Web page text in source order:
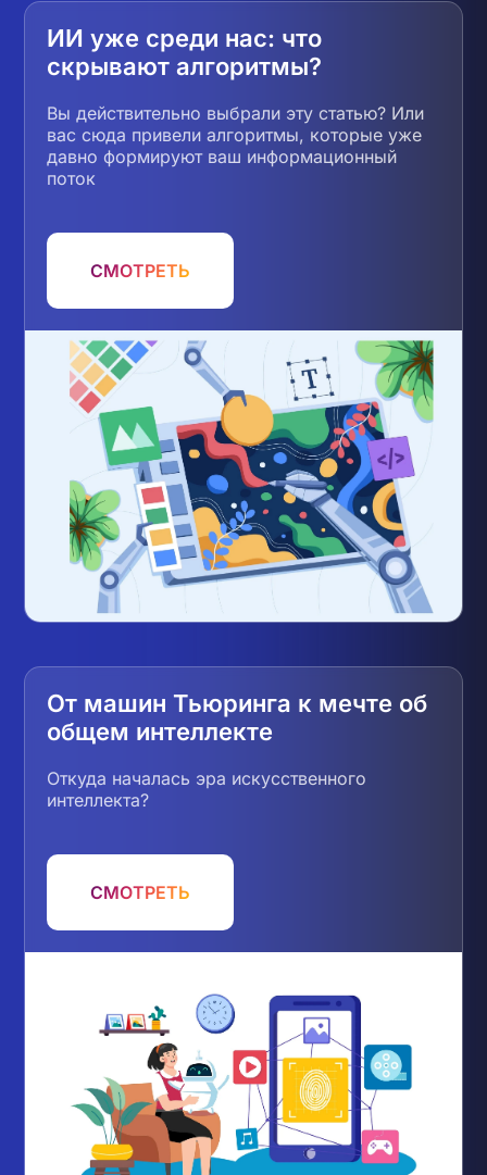
ИИ уже среди нас: что
скрывают алгоритмы?
Вы действительно выбрали эту статью? Или
вас сюда привели алгоритмы, которые уже
давно формируют ваш информационный
поток
СМОТРЕТЬ
От машин Тьюринга к мечте об
общем интеллекте
Откуда началась эра искусственного
интеллекта?
СМОТРЕТЬ